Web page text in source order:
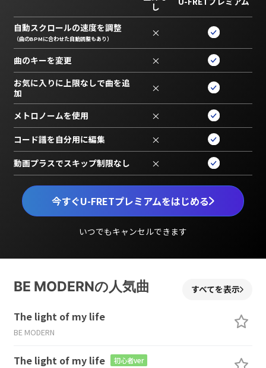
今すぐU-FRETプレミアムをはじめる
いつでもキャンセルできます
し
自動スクロールの速度を調整
（曲のBPMに合わせた自動調整もあり） ×
曲のキーを変更 ×
お気に入りに上限なしで曲を追
加
×
メトロノームを使用 ×
コード譜を自分用に編集 ×
動画プラスでスキップ制限なし ×
BE MODERNの人気曲 すべてを表示
The light of my life
BE MODERN
The light of my life 初心者ver